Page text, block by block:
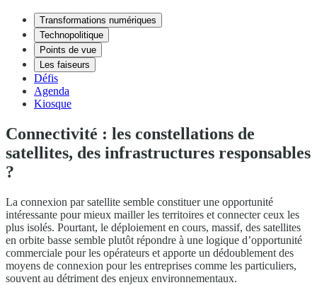
Transformations numériques
Technopolitique
Points de vue
Les faiseurs
Défis
Agenda
Kiosque
Connectivité : les constellations de
satellites, des infrastructures responsables
?
La connexion par satellite semble constituer une opportunité
intéressante pour mieux mailler les territoires et connecter ceux les
plus isolés. Pourtant, le déploiement en cours, massif, des satellites
en orbite basse semble plutôt répondre à une logique d’opportunité
commerciale pour les opérateurs et apporte un dédoublement des
moyens de connexion pour les entreprises comme les particuliers,
souvent au détriment des enjeux environnementaux.